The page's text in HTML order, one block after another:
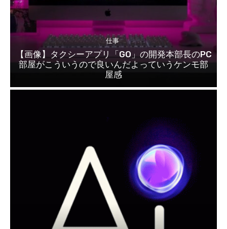
仕事
【画像】タクシーアプリ「GO」の開発本部長のPC
部屋がこういうので良いんだよっていうケンモ部
屋感